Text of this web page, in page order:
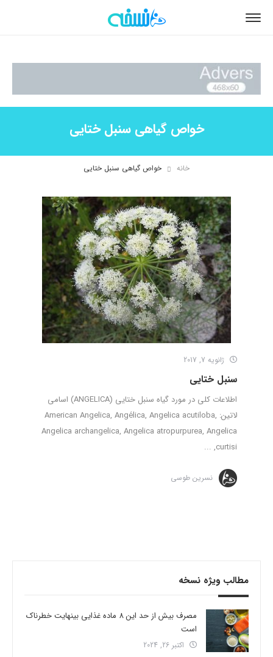
خواص گیاهی سنبل ختایی
خانه خواص گیاهی سنبل ختایی
ژانویه 7, 2017
سنبل ختایی
اطلاعات کلی در مورد گیاه سنبل ختایی (ANGELICA) اسامی
لاتین: American Angelica, Angélica, Angelica acutiloba,
Angelica archangelica, Angelica atropurpurea, Angelica
curtisi, ...
نسرین طوسی
مطالب ویژه نسخه
مصرف بیش از حد این 8 ماده غذایی بینهایت خطرناک
است
اکتبر 26, 2024